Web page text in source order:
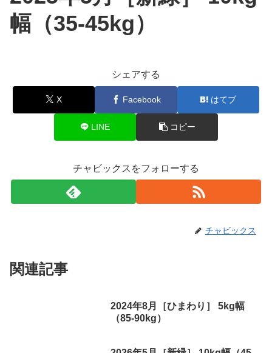
幅（35-45kg）
シェアする
X Facebook はてブ
LINE コピー
チャビックスをフォローする
チャビックス
関連記事
2024年8月［ひまわり］ 5kg幅
（85-90kg）